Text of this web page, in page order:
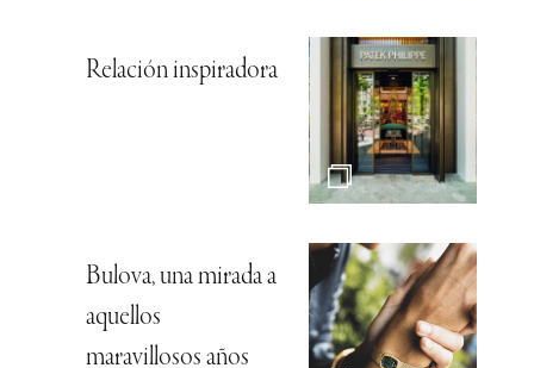
Relación inspiradora
Bulova, una mirada a
aquellos
maravillosos años